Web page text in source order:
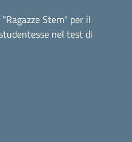
Stem" per il
nel test di